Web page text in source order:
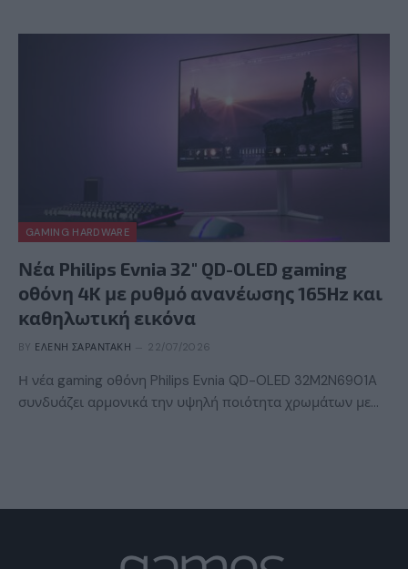
GAMING HARDWARE
Νέα Philips Evnia 32″ QD-OLED gaming
οθόνη 4K με ρυθμό ανανέωσης 165Hz και
καθηλωτική εικόνα
BY ΕΛΈΝΗ ΣΑΡΑΝΤΆΚΗ 22/07/2026
Η νέα gaming οθόνη Philips Evnia QD-OLED 32M2N6901A
συνδυάζει αρμονικά την υψηλή ποιότητα χρωμάτων με…